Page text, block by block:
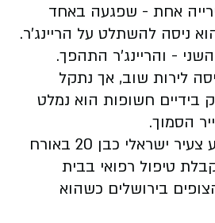
אחת - שפגעה באחד
ניסה להשתלט על הריינג'ר.
- והריינג'ר התהפך.
לירות שוב, אך נתקל
בידיים חשופות הוא נמלט
הסמוך.
במהלך האירוע נפצע צעיר ישראלי כבן 20 באורח
טיפול רפואי בבית
בירושלים כשהוא